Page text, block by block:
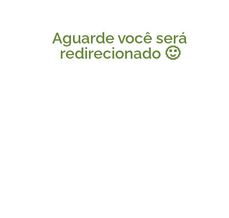
Aguarde você será
redirecionado 🙂